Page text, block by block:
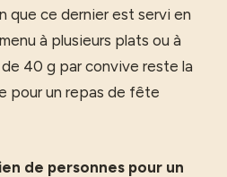
que ce dernier est servi en
à plusieurs plats ou à
40 g par convive reste la
pour un repas de fête
de personnes pour un